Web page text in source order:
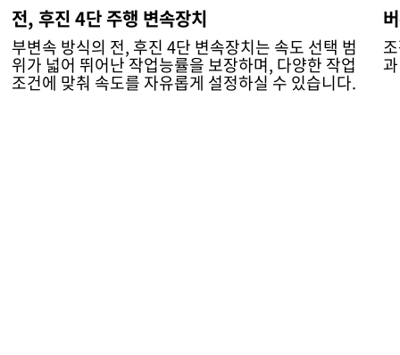
전, 후진 4단 주행 변속장치
부변속 방식의 전, 후진 4단 변속장치는 속도 선택 범
위가 넓어 뛰어난 작업능률을 보장하며, 다양한 작업
조건에 맞춰 속도를 자유롭게 설정하실 수 있습니다.